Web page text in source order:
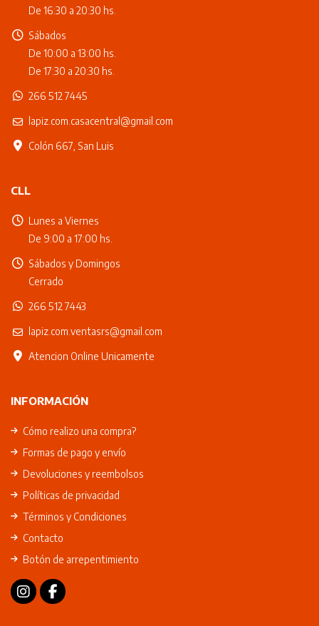
De 16:30 a 20:30 hs.
Sábados
De 10:00 a 13:00 hs.
De 17:30 a 20:30 hs.
266 512 7445
lapiz.com.casacentral@gmail.com
Colón 667, San Luis
CLL
Lunes a Viernes
De 9:00 a 17:00 hs.
Sábados y Domingos
Cerrado
266 512 7443
lapiz.com.ventasrs@gmail.com
Atencion Online Unicamente
INFORMACIÓN
Cómo realizo una compra?
Formas de pago y envío
Devoluciones y reembolsos
Políticas de privacidad
Términos y Condiciones
Contacto
Botón de arrepentimiento